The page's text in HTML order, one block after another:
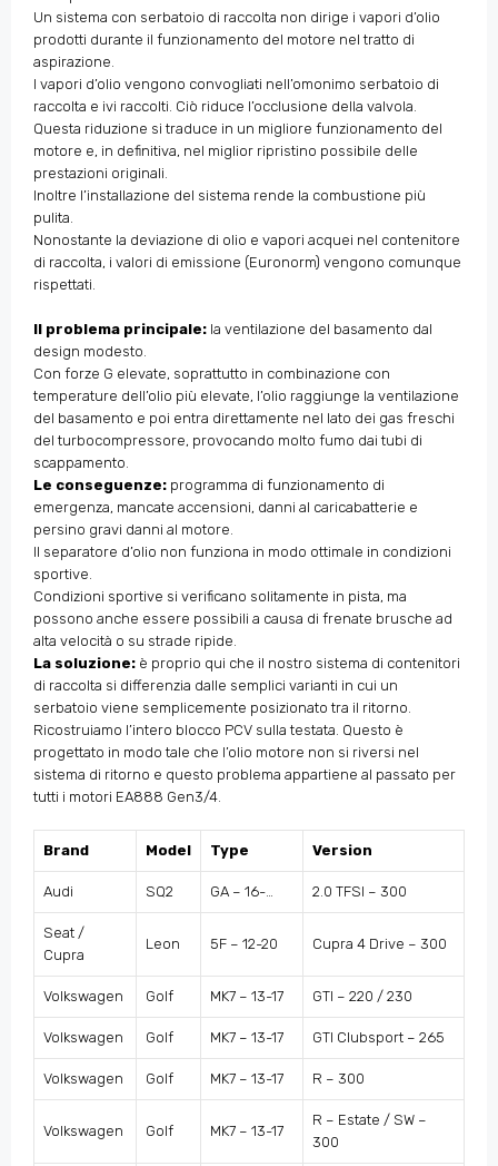
Un sistema con serbatoio di raccolta non dirige i vapori d’olio
prodotti durante il funzionamento del motore nel tratto di
aspirazione.
I vapori d’olio vengono convogliati nell’omonimo serbatoio di
raccolta e ivi raccolti. Ciò riduce l’occlusione della valvola.
Questa riduzione si traduce in un migliore funzionamento del
motore e, in definitiva, nel miglior ripristino possibile delle
prestazioni originali.
Inoltre l’installazione del sistema rende la combustione più
pulita.
Nonostante la deviazione di olio e vapori acquei nel contenitore
di raccolta, i valori di emissione (Euronorm) vengono comunque
rispettati.
Il problema principale: la ventilazione del basamento dal
design modesto.
Con forze G elevate, soprattutto in combinazione con
temperature dell’olio più elevate, l’olio raggiunge la ventilazione
del basamento e poi entra direttamente nel lato dei gas freschi
del turbocompressore, provocando molto fumo dai tubi di
scappamento.
Le conseguenze: programma di funzionamento di
emergenza, mancate accensioni, danni al caricabatterie e
persino gravi danni al motore.
Il separatore d’olio non funziona in modo ottimale in condizioni
sportive.
Condizioni sportive si verificano solitamente in pista, ma
possono anche essere possibili a causa di frenate brusche ad
alta velocità o su strade ripide.
La soluzione: è proprio qui che il nostro sistema di contenitori
di raccolta si differenzia dalle semplici varianti in cui un
serbatoio viene semplicemente posizionato tra il ritorno.
Ricostruiamo l’intero blocco PCV sulla testata. Questo è
progettato in modo tale che l’olio motore non si riversi nel
sistema di ritorno e questo problema appartiene al passato per
tutti i motori EA888 Gen3/4.
Brand Model Type Version
Audi SQ2 GA – 16-… 2.0 TFSI – 300
Seat /
Cupra
Leon 5F – 12-20 Cupra 4 Drive – 300
Volkswagen Golf MK7 – 13-17 GTI – 220 / 230
Volkswagen Golf MK7 – 13-17 GTI Clubsport – 265
Volkswagen Golf MK7 – 13-17 R – 300
Volkswagen Golf MK7 – 13-17
R – Estate / SW –
300